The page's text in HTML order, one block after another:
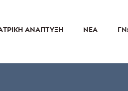
ΑΝΆΠΤΥΞΗ ΝΈΑ